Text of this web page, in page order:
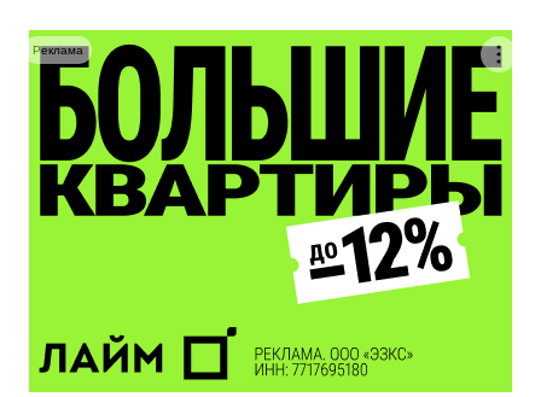
Реклама